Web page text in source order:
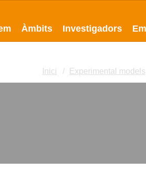
Àmbits Investigadors
Inici Experimental models